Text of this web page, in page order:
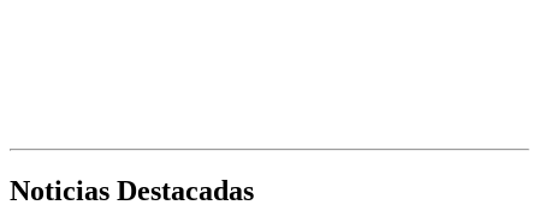
Noticias Destacadas